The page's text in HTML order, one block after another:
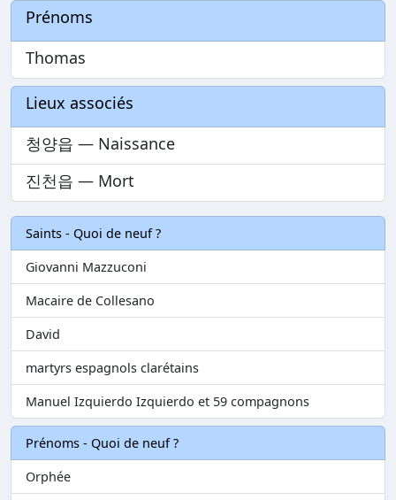
Prénoms
Thomas
Lieux associés
청양읍 — Naissance
진천읍 — Mort
Saints - Quoi de neuf ?
Giovanni Mazzuconi
Macaire de Collesano
David
martyrs espagnols clarétains
Manuel Izquierdo Izquierdo et 59 compagnons
Prénoms - Quoi de neuf ?
Orphée